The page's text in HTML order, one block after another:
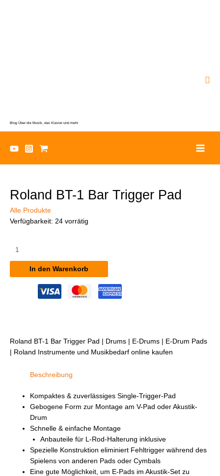
Blog Über die Musik, das Klavier und mehr
Roland BT-1 Bar Trigger Pad
Alle Produkte
Verfügbarkeit: 24 vorrätig
BT-
Bar
In den Warenkorb
Roland BT-1 Bar Trigger Pad | Drums | E-Drums | E-Drum Pads
| Roland Instrumente und Musikbedarf online kaufen
Beschreibung
Kompaktes & zuverlässiges Single-Trigger-Pad
Gebogene Form zur Montage am V-Pad oder Akustik-
Drum
Schnelle & einfache Montage
Anbauteile für L-Rod-Halterung inklusive
Spezielle Konstruktion eliminiert Fehltrigger während des
Spielens von anderen Pads oder Cymbals
Eine gute Möglichkeit, um E-Pads im Akustik-Set zu